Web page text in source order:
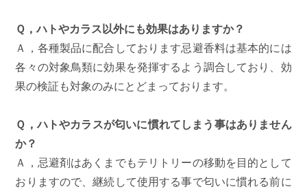
Ｑ，ハトやカラス以外にも効果はありますか？
Ａ，各種製品に配合しております忌避香料は基本的には
各々の対象鳥類に効果を発揮するよう調合しており、効
果の検証も対象のみにとどまっております。
Ｑ，ハトやカラスが匂いに慣れてしまう事はありません
か？
Ａ，忌避剤はあくまでもテリトリーの移動を目的として
おりますので、継続して使用する事で匂いに慣れる前に